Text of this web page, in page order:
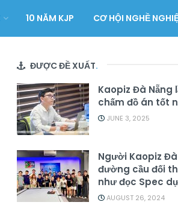
10 NĂM KJP CƠ HỘI NGHỀ
ĐƯỢC ĐỀ XUẤT.
Kaopiz Đà Nẵng
chấm đồ án tốt
JUNE 3, 2025
Người Kaopiz
đường cầu đối
như đọc Spec
AUGUST 26, 2024